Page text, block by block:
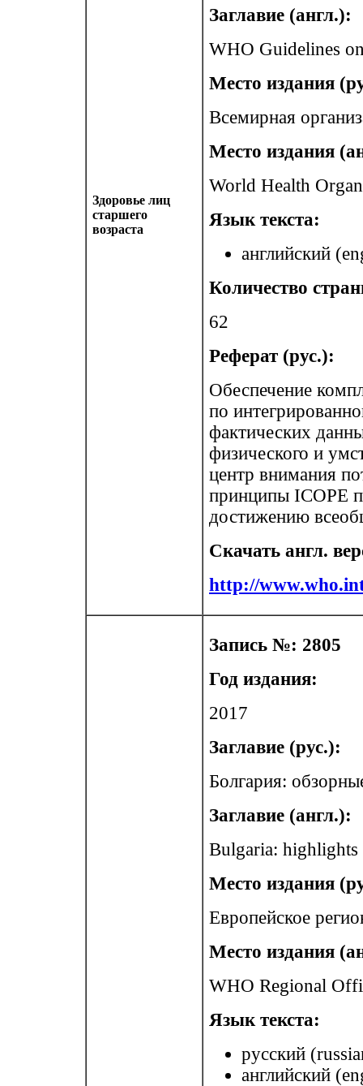
Здоровье лиц
старшего
возраста
Заглавие (англ.):
WHO Guidelines
Место издания
Всемирная
Место издания
World Health
Язык текста:
английский
Количество
62
Реферат (рус.):
Обеспечение
по
фактических
физического и
центр внимания
принципы ICOPE
достижению
Скачать англ.
http://
Запись №: 2805
Год издания:
2017
Заглавие (рус.):
Болгария:
Заглавие (англ.):
Bulgaria:
Место издания
Европейское
Место издания
WHO Regional
Язык текста:
русский
английский